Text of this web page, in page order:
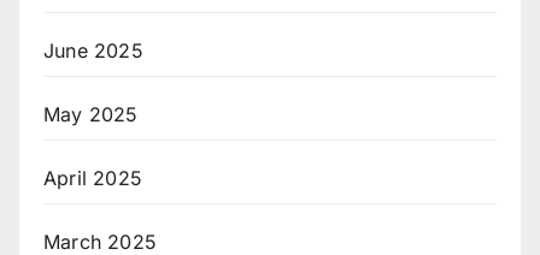
June 2025
May 2025
April 2025
March 2025